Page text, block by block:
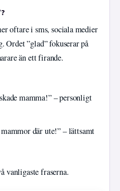
oftare i sms, sociala medier
Ordet ”glad” fokuserar på
än ett firande.
mamma!” – personligt
där ute!” – lättsamt
vanligaste fraserna.